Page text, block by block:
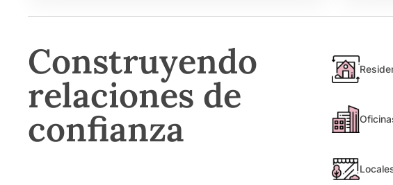
Construyendo
relaciones de
confianza